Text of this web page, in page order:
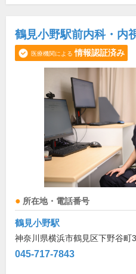
鶴見小野駅前内科・内
医療機関による 情報認証済み
所在地・電話番号
鶴見小野駅
神奈川県横浜市鶴見区下野谷町
045-717-7843